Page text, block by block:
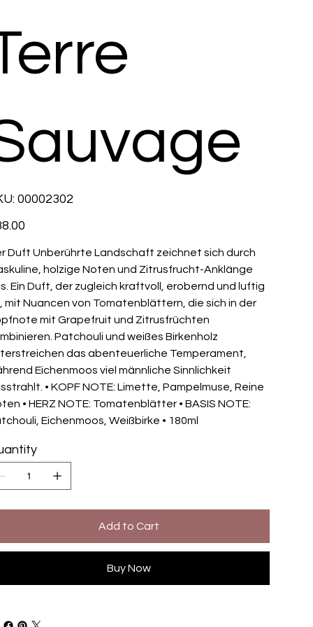
SKU
00002302
00002302
Duft Unberührte Landschaft zeichnet sich durch
holzige Noten und Zitrusfrucht-Anklänge
Ein Duft, der zugleich kraftvoll, erobernd und luftig
mit Nuancen von Tomatenblättern, die sich in der
mit Grapefruit und Zitrusfrüchten
Patchouli und weißes Birkenholz
das abenteuerliche Temperament,
Eichenmoos viel männliche Sinnlichkeit
• KOPF NOTE: Limette, Pampelmuse, Reine
• HERZ NOTE: Tomatenblätter • BASIS NOTE:
Eichenmoos, Weißbirke • 180ml
Add to Cart
Buy Now